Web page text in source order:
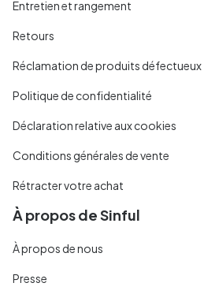
Entretien et rangement
Retours
Réclamation de produits défectueux
Politique de confidentialité
Déclaration relative aux cookies
Conditions générales de vente
Rétracter votre achat
À propos de Sinful
À propos de nous
Presse